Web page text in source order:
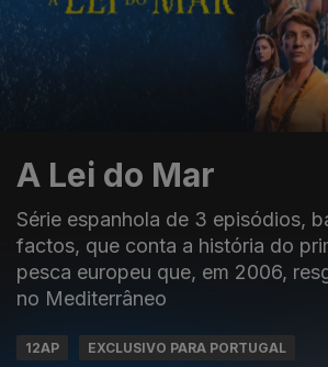
A Lei do Mar
Série espanhola de 3 episódios,
factos, que conta a história do
pesca europeu que, em 2006,
no Mediterrâneo
12AP EXCLUSIVO PARA PORTUGAL